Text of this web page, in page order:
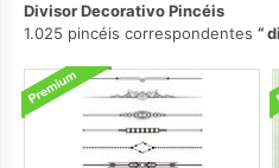
Divisor Decorativo Pincéis
1.025 pincéis correspondentes